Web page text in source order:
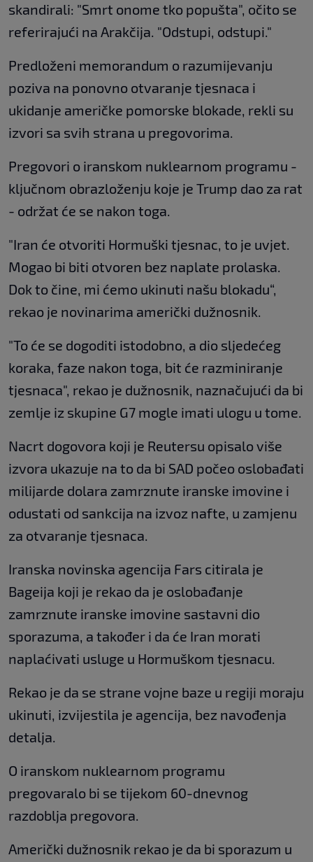
skandirali: "Smrt onome tko popušta", očito se
referirajući na Arakčija. "Odstupi, odstupi."
Predloženi memorandum o razumijevanju
poziva na ponovno otvaranje tjesnaca i
ukidanje američke pomorske blokade, rekli su
izvori sa svih strana u pregovorima.
Pregovori o iranskom nuklearnom programu -
ključnom obrazloženju koje je Trump dao za rat
- održat će se nakon toga.
"Iran će otvoriti Hormuški tjesnac, to je uvjet.
Mogao bi biti otvoren bez naplate prolaska.
Dok to čine, mi ćemo ukinuti našu blokadu“,
rekao je novinarima američki dužnosnik.
"To će se dogoditi istodobno, a dio sljedećeg
koraka, faze nakon toga, bit će razminiranje
tjesnaca", rekao je dužnosnik, naznačujući da bi
zemlje iz skupine G7 mogle imati ulogu u tome.
Nacrt dogovora koji je Reutersu opisalo više
izvora ukazuje na to da bi SAD počeo oslobađati
milijarde dolara zamrznute iranske imovine i
odustati od sankcija na izvoz nafte, u zamjenu
za otvaranje tjesnaca.
Iranska novinska agencija Fars citirala je
Bageija koji je rekao da je oslobađanje
zamrznute iranske imovine sastavni dio
sporazuma, a također i da će Iran morati
naplaćivati ​​usluge u Hormuškom tjesnacu.
Rekao je da se strane vojne baze u regiji moraju
ukinuti, izvijestila je agencija, bez navođenja
detalja.
O iranskom nuklearnom programu
pregovaralo bi se tijekom 60-dnevnog
razdoblja pregovora.
Američki dužnosnik rekao je da bi sporazum u